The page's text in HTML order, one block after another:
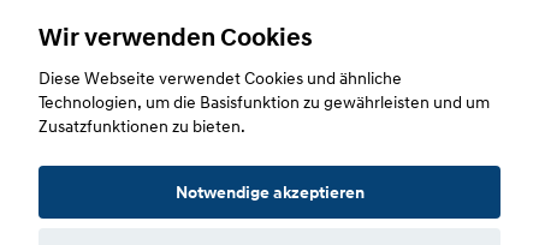
erforderlich.
Zustimmen
Wir verwenden Cookies
Diese Webseite verwendet Cookies und ähnliche
Technologien, um die Basisfunktion zu gewährleisten und um
Zusatzfunktionen zu bieten.
Notwendige akzeptieren